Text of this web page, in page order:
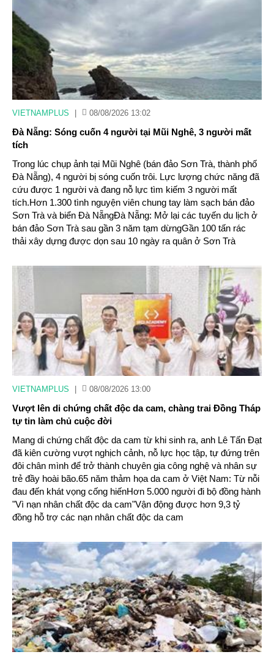
VIETNAMPLUS 08/08/2026 13:02
Đà Nẵng: Sóng cuốn 4 người tại Mũi Nghê, 3 người mất
tích
Trong lúc chụp ảnh tại Mũi Nghê (bán đảo Sơn Trà, thành phố
Đà Nẵng), 4 người bị sóng cuốn trôi. Lực lượng chức năng đã
cứu được 1 người và đang nỗ lực tìm kiếm 3 người mất
tích.Hơn 1.300 tình nguyện viên chung tay làm sạch bán đảo
Sơn Trà và biển Đà NẵngĐà Nẵng: Mở lại các tuyến du lịch ở
bán đảo Sơn Trà sau gần 3 năm tạm dừngGần 100 tấn rác
thải xây dựng được dọn sau 10 ngày ra quân ở Sơn Trà
VIETNAMPLUS 08/08/2026 13:00
Vượt lên di chứng chất độc da cam, chàng trai Đồng Tháp
tự tin làm chủ cuộc đời
Mang di chứng chất độc da cam từ khi sinh ra, anh Lê Tấn Đạt
đã kiên cường vượt nghịch cảnh, nỗ lực học tập, tự đứng trên
đôi chân mình để trở thành chuyên gia công nghệ và nhân sự
trẻ đầy hoài bão.65 năm thảm họa da cam ở Việt Nam: Từ nỗi
đau đến khát vọng cống hiếnHơn 5.000 người đi bộ đồng hành
"Vì nạn nhân chất độc da cam"Vận động được hơn 9,3 tỷ
đồng hỗ trợ các nạn nhân chất độc da cam